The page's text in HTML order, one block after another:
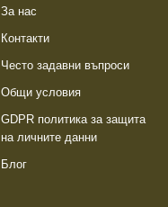
За нас
Контакти
Често задавни въпроси
Общи условия
GDPR политика за защита
на личните данни
Блог